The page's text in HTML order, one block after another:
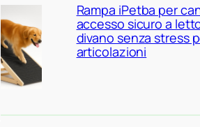
Rampa iPetba per
accesso sicuro a
divano senza stress
articolazioni